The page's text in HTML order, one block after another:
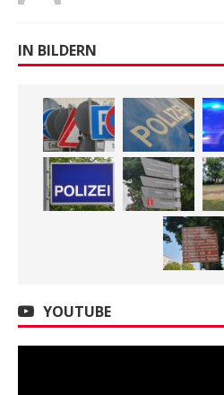
IN BILDERN
YOUTUBE